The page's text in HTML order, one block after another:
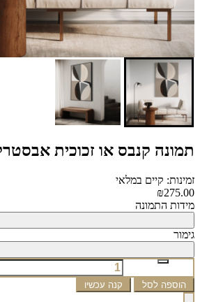
תמונה קנבס או זכוכית אבסטרקט
זמינות: קיים במלאי
₪275.00
מידות התמונה
גימור
הוספה לסל קנה עכשיו